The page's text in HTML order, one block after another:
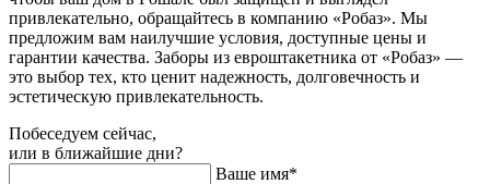
привлекательно, обращайтесь в компанию «Робаз». Мы
предложим вам наилучшие условия, доступные цены и
гарантии качества. Заборы из евроштакетника от «Робаз» —
это выбор тех, кто ценит надежность, долговечность и
эстетическую привлекательность.
Побеседуем сейчас,
или в ближайшие дни?
Ваше имя*